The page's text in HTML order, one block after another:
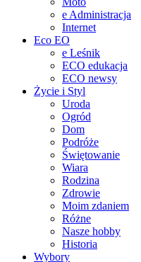
e Administracja
Internet
Eco EO
e Leśnik
ECO edukacja
ECO newsy
Życie i Styl
Uroda
Ogród
Dom
Podróże
Świętowanie
Wiara
Rodzina
Zdrowie
Moim zdaniem
Różne
Nasze hobby
Historia
Wybory